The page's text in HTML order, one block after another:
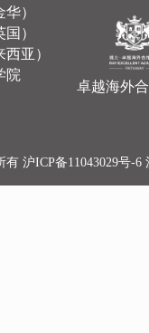
）
）
亚）
院
卓越海外
有 沪ICP备11043029号-6